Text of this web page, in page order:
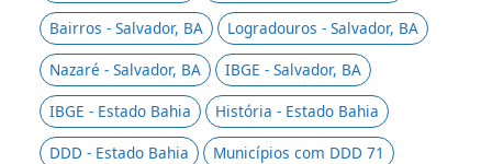
Bairros - Salvador, BA
Logradouros - Salvador, BA
Nazaré - Salvador, BA
IBGE - Salvador, BA
IBGE - Estado Bahia
História - Estado Bahia
DDD - Estado Bahia
Municípios com DDD 71